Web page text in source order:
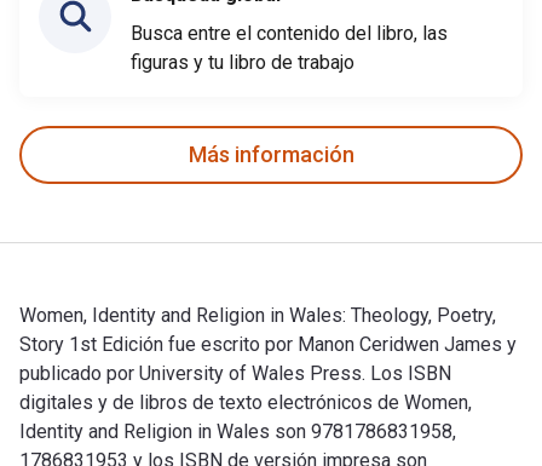
Busca entre el contenido del libro, las
figuras y tu libro de trabajo
Más información
Women, Identity and Religion in Wales: Theology, Poetry,
Story 1st Edición fue escrito por Manon Ceridwen James y
publicado por University of Wales Press. Los ISBN
digitales y de libros de texto electrónicos de Women,
Identity and Religion in Wales son 9781786831958,
1786831953 y los ISBN de versión impresa son